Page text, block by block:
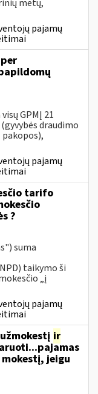
metų,
pajamų
GPMĮ 21
draudimo
pakopos),
pajamų
tarifo
?
suma
taikymo ši
„į
pajamų
ir
jeigu